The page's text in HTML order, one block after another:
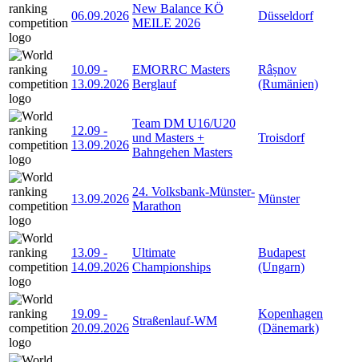
06.09.2026
New Balance KÖ
MEILE 2026
Düsseldorf
10.09 -
13.09.2026
EMORRC Masters
Berglauf
Râșnov
(Rumänien)
12.09 -
13.09.2026
Team DM U16/U20
und Masters +
Bahngehen Masters
Troisdorf
13.09.2026
24. Volksbank-Münster-
Marathon
Münster
13.09 -
14.09.2026
Ultimate
Championships
Budapest
(Ungarn)
19.09 -
20.09.2026
Straßenlauf-WM
Kopenhagen
(Dänemark)